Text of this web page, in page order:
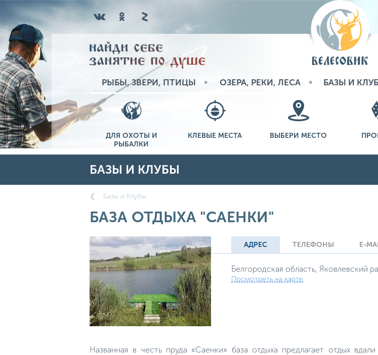
РЫБЫ, ЗВЕРИ, ПТИЦЫ ОЗЕРА, РЕКИ, ЛЕСА БАЗЫ И
ДЛЯ ОХОТЫ И
РЫБАЛКИ
КЛЕВЫЕ МЕСТА ВЫБЕРИ МЕСТО
БАЗЫ И КЛУБЫ
Базы и Клубы
БАЗА ОТДЫХА "САЕНКИ"
АДРЕС ТЕЛЕФОНЫ E-
Белгородская область, Яковлевский
Посмотреть на карте
Названная в честь пруда «Саенки» база отдыха предлагает отдых